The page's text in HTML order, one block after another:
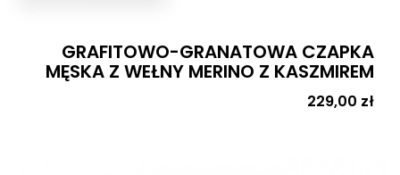
GRAFITOWO-GRANATOWA CZAPKA
MĘSKA Z WEŁNY MERINO Z KASZMIREM
Cena
229,00 zł